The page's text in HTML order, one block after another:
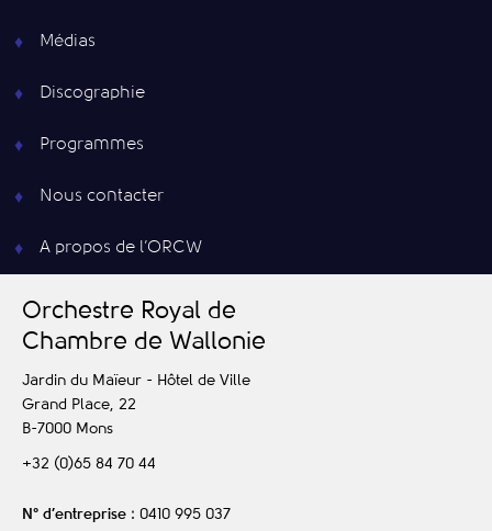
Médias
Discographie
Programmes
Nous contacter
A propos de l’ORCW
Orchestre Royal de
Chambre de Wallonie
Jardin du Maïeur - Hôtel de Ville
Grand Place, 22
B-7000 Mons
+32 (0)65 84 70 44
N° d’entreprise : 0410 995 037